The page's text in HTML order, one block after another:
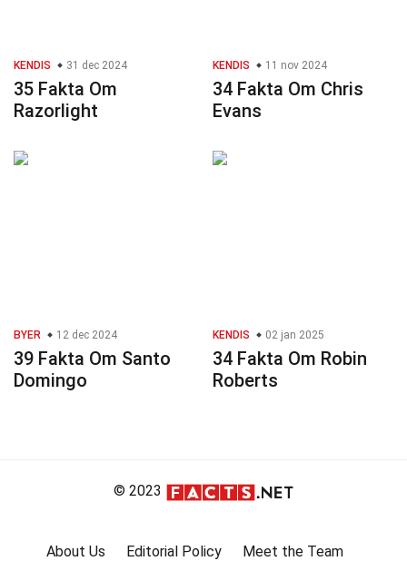
KENDIS 31 dec 2024
35 Fakta Om
Razorlight
KENDIS 11 nov 2024
34 Fakta Om Chris
Evans
BYER 12 dec 2024
39 Fakta Om Santo
Domingo
KENDIS 02 jan 2025
34 Fakta Om Robin
Roberts
© 2023
About Us Editorial Policy
Meet the Team